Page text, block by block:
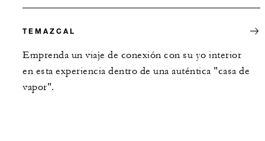
TEMAZCAL
Emprenda un viaje de conexión con su yo interior
en esta experiencia dentro de una auténtica "casa de
vapor".